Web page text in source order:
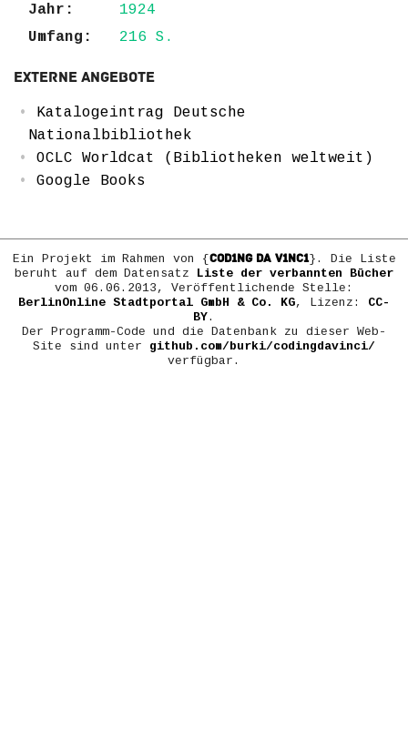
Jahr:
1924
Umfang:
216 S.
Externe Angebote
Katalogeintrag Deutsche
Nationalbibliothek
OCLC Worldcat (Bibliotheken weltweit)
Google Books
Ein Projekt im Rahmen von {COD1NG DA V1NC1}. Die Liste
beruht auf dem Datensatz Liste der verbannten Bücher
vom 06.06.2013, Veröffentlichende Stelle:
BerlinOnline Stadtportal GmbH & Co. KG, Lizenz: CC-
BY.
Der Programm-Code und die Datenbank zu dieser Web-
Site sind unter github.com/burki/codingdavinci/
verfügbar.